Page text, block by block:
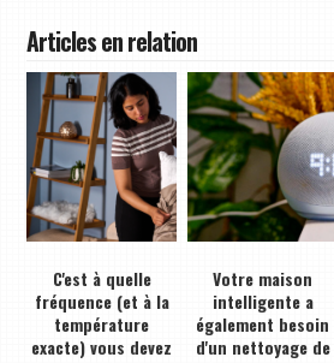
Articles en relation
C'est à quelle
fréquence (et à la
température
exacte) vous devez
Votre maison
intelligente a
également besoin
d'un nettoyage de